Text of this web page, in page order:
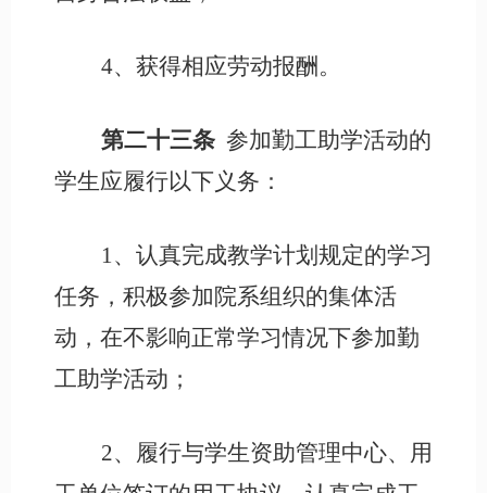
4、获得相应劳动报酬。
第二十三条 参加勤工助学活动的
学生应履行以下义务：
1、认真完成教学计划规定的学习
任务，积极参加院系组织的集体活
动，在不影响正常学习情况下参加勤
工助学活动；
2、履行与学生资助管理中心、用